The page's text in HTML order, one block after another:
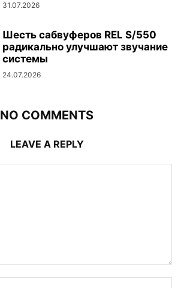
31.07.2026
Шесть сабвуферов REL S/550
радикально улучшают звучание
системы
24.07.2026
NO COMMENTS
LEAVE A REPLY